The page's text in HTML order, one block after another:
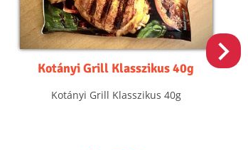
Kotányi Grill Klasszikus 40g
Kotányi Grill Klasszikus 40g